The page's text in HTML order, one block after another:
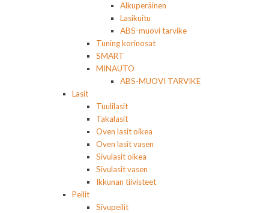
Alkuperäinen
Lasikuitu
ABS-muovi tarvike
Tuning korinosat
SMART
MINAUTO
ABS-MUOVI TARVIKE
Lasit
Tuulilasit
Takalasit
Oven lasit oikea
Oven lasit vasen
Sivulasit oikea
Sivulasit vasen
Ikkunan tiivisteet
Peilit
Sivupeilit